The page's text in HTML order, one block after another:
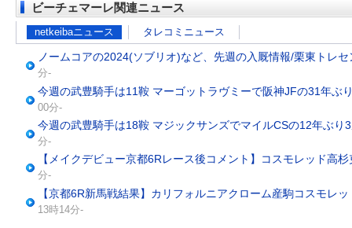
ビーチェマーレ関連ニュース
netkeibaニュース タレコミニュース
ノームコアの2024(ソブリオ)など、先週の入厩情報/栗東トレ
分-
今週の武豊騎手は11鞍 マーゴットラヴミーで阪神JFの31年ぶ
00分-
今週の武豊騎手は18鞍 マジックサンズでマイルCSの12年ぶり
分-
【メイクデビュー京都6Rレース後コメント】コスモレッド高
分-
【京都6R新馬戦結果】カリフォルニアクローム産駒コスモレ
13時14分-